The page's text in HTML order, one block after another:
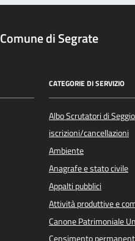
Comune di Segrate
CATEGORIE DI SERVIZIO
Albo Scrutatori di
iscrizioni/cancellazioni
Ambiente
Anagrafe e stato civile
Appalti pubblici
Attività produttive e
Canone Patrimoniale